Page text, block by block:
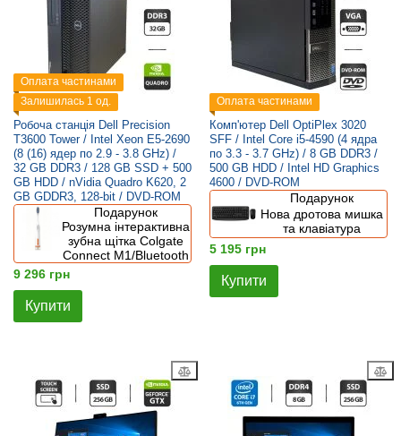
Оплата частинами
Залишилась 1 од.
Робоча станція Dell Precision
T3600 Tower / Intel Xeon E5-2690
(8 (16) ядер по 2.9 - 3.8 GHz) /
32 GB DDR3 / 128 GB SSD + 500
GB HDD / nVidia Quadro K620, 2
GB GDDR3, 128-bit / DVD-ROM
Подарунок
Розумна інтерактивна
зубна щітка Colgate
Connect M1/Bluetooth
9 296 грн
Купити
Оплата частинами
Комп'ютер Dell OptiPlex 3020
SFF / Intel Core i5-4590 (4 ядра
по 3.3 - 3.7 GHz) / 8 GB DDR3 /
500 GB HDD / Intel HD Graphics
4600 / DVD-ROM
Подарунок
Нова дротова мишка
та клавіатура
5 195 грн
Купити